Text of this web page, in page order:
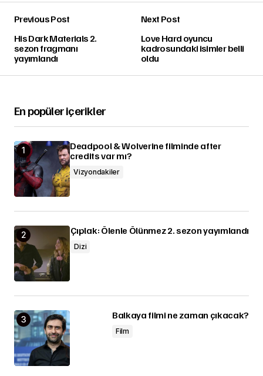
Previous Post
His Dark Materials 2.
sezon fragmanı
yayımlandı
Next Post
Love Hard oyuncu
kadrosundaki isimler belli
oldu
En popüler içerikler
Deadpool & Wolverine filminde after
credits var mı?
Vizyondakiler
Çıplak: Ölenle Ölünmez 2. sezon yayımlandı
Dizi
Balkaya filmi ne zaman çıkacak?
Film